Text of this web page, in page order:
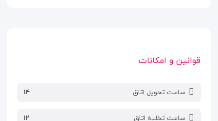
قوانین و امکانات
ساعت تحویل اتاق ۱۴
ساعت تخلیه اتاق ۱۲